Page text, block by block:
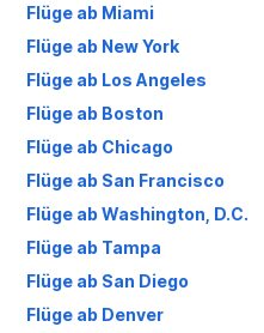
Flüge ab Miami
Flüge ab New York
Flüge ab Los Angeles
Flüge ab Boston
Flüge ab Chicago
Flüge ab San Francisco
Flüge ab Washington, D.C.
Flüge ab Tampa
Flüge ab San Diego
Flüge ab Denver